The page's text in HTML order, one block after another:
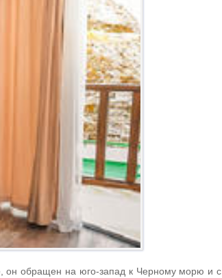
обращен на юго-запад к Черному морю и с